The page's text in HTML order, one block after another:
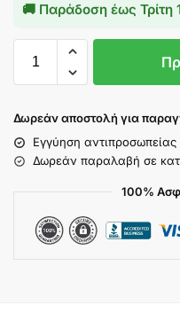
🚚 Παράδοση έως Τρίτη
Δωρεάν αποστολή για
Εγγύηση αντιπροσωπείας
Δωρεάν παραλαβή σε
100%